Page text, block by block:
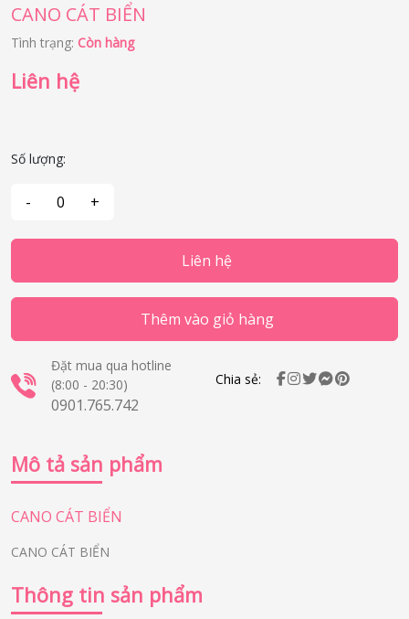
CANO CÁT BIỂN
Tình trạng: Còn hàng
Liên hệ
Số lượng:
Liên hệ
Thêm vào giỏ hàng
Đặt mua qua hotline
(8:00 - 20:30)
0901.765.742
Chia sẻ:
Mô tả sản phẩm
CANO CÁT BIỂN
CANO CÁT BIỂN
Thông tin sản phẩm